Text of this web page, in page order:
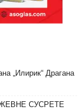
„Илирик“ Драгана
СУСРЕТЕ